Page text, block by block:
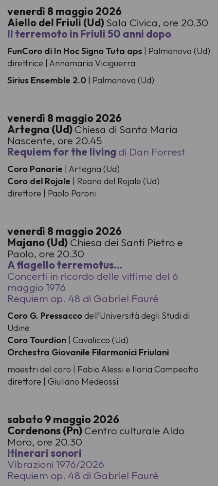
venerdì 8 maggio 2026
Aiello del Friuli (Ud)Sala Civica, ore 20.30
Il terremoto in Friuli 50 anni dopo
FunCoro di In Hoc Signo Tuta aps | Palmanova (Ud)
direttrice | Annamaria Viciguerra
Sirius Ensemble 2.0 | Palmanova (Ud)
venerdì 8 maggio 2026
Artegna (Ud)Chiesa di Santa Maria
Nascente, ore 20.45
Requiem for the living di Dan Forrest
Coro Panarie | Artegna (Ud)
Coro del Rojale | Reana del Rojale (Ud)
direttore | Paolo Paroni
venerdì 8 maggio 2026
Majano (Ud) Chiesa dei Santi Pietro e
Paolo, ore 20.30
A flagello terremotus…
Concerti in ricordo delle vittime del 6
maggio 1976
Requiem op. 48 di Gabriel Fauré
Coro G. Pressaccodell’Università degli Studi di
Udine
Coro Tourdion | Cavalicco (Ud)
Orchestra Giovanile Filarmonici Friulani
maestri del coro | Fabio Alessi e Ilaria Campeotto
direttore | Giuliano Medeossi
sabato 9 maggio 2026
Cordenons (Pn)Centro culturale Aldo
Moro, ore 20.30
Itinerari sonori
Vibrazioni 1976/2026
Requiem op. 48 di Gabriel Fauré